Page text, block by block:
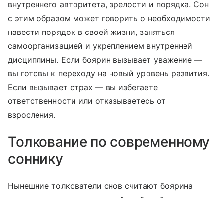
внутреннего авторитета, зрелости и порядка. Сон
с этим образом может говорить о необходимости
навести порядок в своей жизни, заняться
самоорганизацией и укреплением внутренней
дисциплины. Если боярин вызывает уважение —
вы готовы к переходу на новый уровень развития.
Если вызывает страх — вы избегаете
ответственности или отказываетесь от
взросления.
Толкование по современному
соннику
Нынешние толкователи снов считают боярина